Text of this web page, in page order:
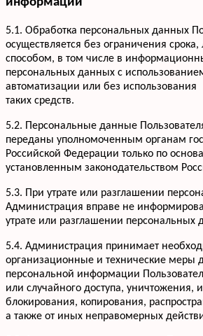
Мы онлайн, пишите
5.1. Обработка персональных данных
осуществляется без ограничения
способом, в том числе в
персональных данных с
автоматизации или без использования
таких средств.
5.2. Персональные данные
переданы уполномоченным органам
Российской Федерации только по
установленным законодательством
5.3. При утрате или разглашении
Администрация вправе не
утрате или разглашении персональных
5.4. Администрация принимает
организационные и технические меры
персональной информации
или случайного доступа, уничтожения,
блокирования, копирования,
а также от иных неправомерных